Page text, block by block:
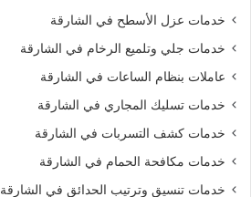
خدمات عزل الأسطح في الشارقة
خدمات جلي وتلميع الرخام في الشارقة
عاملات بنظام الساعات في الشارقة
خدمات تسليك المجاري في الشارقة
خدمات كشف التسربات في الشارقة
خدمات مكافحة الحمام في الشارقة
خدمات تنسيق وترتيب الحدائق في الشارقة